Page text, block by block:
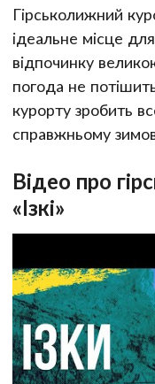
Гірськолижний
ідеальне місце
відпочинку
погода не
курорту зробить
справжньому
Відео про
«Ізкі»